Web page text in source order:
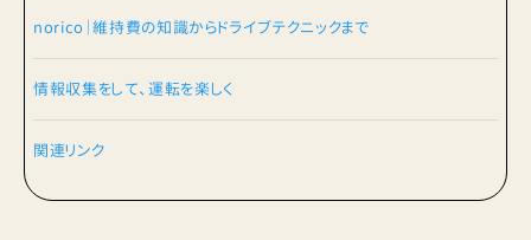
norico｜維持費の知識からドライブテクニックまで
情報収集をして、運転を楽しく
関連リンク